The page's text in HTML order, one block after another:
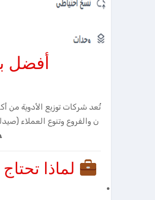
أفضل
تُعد شركات توزيع الأدوية من
ن والفروع وتنوع العملاء
لماذا